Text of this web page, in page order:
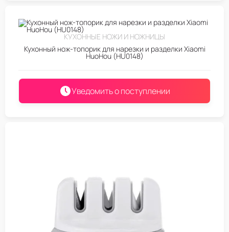
КУХОННЫЕ НОЖИ И НОЖНИЦЫ
Кухонный нож-топорик для нарезки и разделки Xiaomi
HuoHou (HU0148)
Уведомить о поступлении